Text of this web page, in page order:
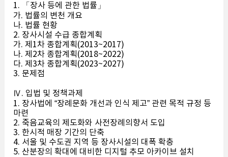
1. 「장사 등에 관한 법률」
가. 법률의 변천 개요
나. 법률 현황
2. 장사시설 수급 종합계획
가. 제1차 종합계획(2013~2017)
나. 제2차 종합계획(2018~2022)
다. 제3차 종합계획(2023~2027)
3. 문제점
Ⅳ. 입법 및 정책과제
1. 장사법에 “장례문화 개선과 인식 제고” 관련 목적 규정 등
마련
2. 죽음교육의 제도화와 사전장례의향서 도입
3. 한시적 매장 기간의 단축
4. 서울 및 수도권 지역 등 장사시설의 대폭 확충
5. 산분장의 확대에 대비한 디지털 추모 아카이브 설치